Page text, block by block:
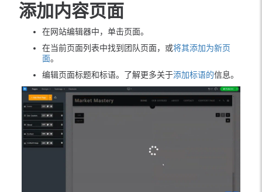
添加内容页面
在网站编辑器中，单击页面。
在当前页面列表中找到团队页面，或将其添加为新页
面。
编辑页面标题和标语。了解更多关于添加标语的信息。